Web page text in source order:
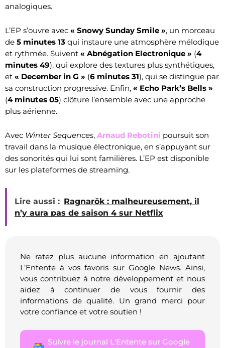
analogiques.
L’EP s’ouvre avec « Snowy Sunday Smile », un morceau
de 5 minutes 13 qui instaure une atmosphère mélodique
et rythmée. Suivent « Abnégation Electronique » (4
minutes 49), qui explore des textures plus synthétiques,
et « December in G » (6 minutes 31), qui se distingue par
sa construction progressive. Enfin, « Echo Park’s Bells »
(4 minutes 05) clôture l’ensemble avec une approche
plus aérienne.
Avec Winter Sequences, Arnaud Rebotini poursuit son
travail dans la musique électronique, en s’appuyant sur
des sonorités qui lui sont familières. L’EP est disponible
sur les plateformes de streaming.
Lire aussi : Ragnarök : malheureusement, il
n’y aura pas de saison 4 sur Netflix
Ne ratez plus aucune information en ajoutant
L’Entente à vos favoris sur Google News. Ainsi,
vous contribuez à notre développement et nous
aidez à continuer de vous fournir des
informations de qualité. Un grand merci pour
votre confiance et votre soutien !
Suivre le journal L'Entente sur Google